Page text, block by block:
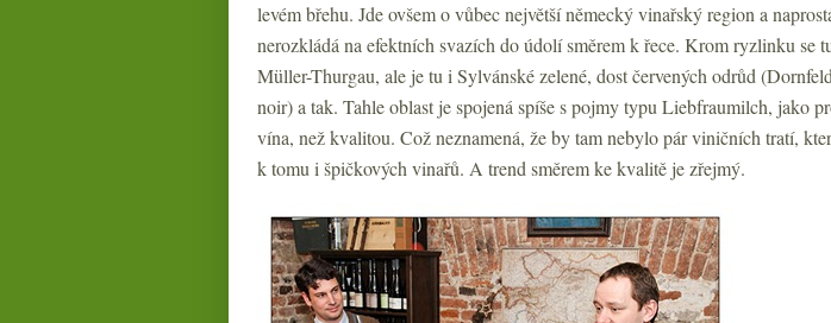
levém břehu. Jde ovšem o vůbec největší německý vinařský region a
nerozkládá na efektních svazích do údolí směrem k řece. Krom ryzlinku se
Müller-Thurgau, ale je tu i Sylvánské zelené, dost červených odrůd
noir) a tak. Tahle oblast je spojená spíše s pojmy typu Liebfraumilch, jako
vína, než kvalitou. Což neznamená, že by tam nebylo pár viničních tratí,
k tomu i špičkových vinařů. A trend směrem ke kvalitě je zřejmý.